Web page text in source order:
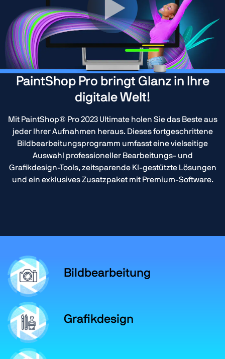
PaintShop Pro bringt Glanz in Ihre
digitale Welt!
Mit PaintShop® Pro 2023 Ultimate holen Sie das Beste aus
jeder Ihrer Aufnahmen heraus. Dieses fortgeschrittene
Bildbearbeitungsprogramm umfasst eine vielseitige
Auswahl professioneller Bearbeitungs- und
Grafikdesign-Tools, zeitsparende KI-gestützte Lösungen
und ein exklusives Zusatzpaket mit Premium-Software.
Bildbearbeitung
Grafikdesign